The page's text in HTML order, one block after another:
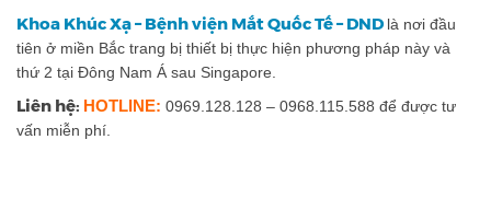
Khoa Khúc Xạ – Bệnh viện Mắt Quốc Tế – DND là nơi đầu
tiên ở miền Bắc trang bị thiết bị thực hiện phương pháp này và
thứ 2 tại Đông Nam Á sau Singapore.
Liên hệ: HOTLINE: 0969.128.128 – 0968.115.588 để được tư
vấn miễn phí.